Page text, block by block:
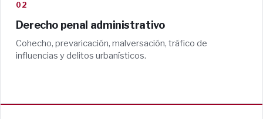
02
Derecho penal administrativo
Cohecho, prevaricación, malversación, tráfico de
influencias y delitos urbanísticos.